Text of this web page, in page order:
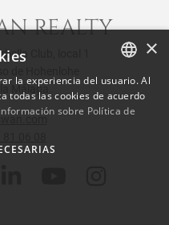
REALTY
Club, local 1
Málaga
ENGLISH
SPANISH
×
la experiencia del usuario. Al
todas las cookies de acuerdo
sobre Política de